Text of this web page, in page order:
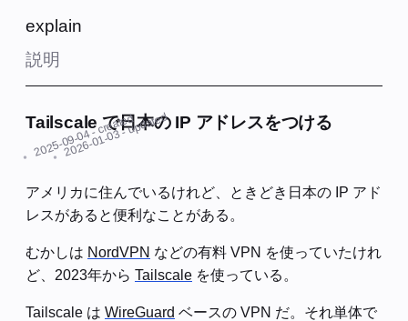
explain
説明
Tailscale で日本の IP アドレスをつける
2025-09-04
- created
2026-01-03
- updated
アメリカに住んでいるけれど、ときどき日本の IP アド
レスがあると便利なことがある。
むかしは NordVPN などの有料 VPN を使っていたけれ
ど、2023年から Tailscale を使っている。
Tailscale は WireGuard ベースの VPN だ。それ単体で